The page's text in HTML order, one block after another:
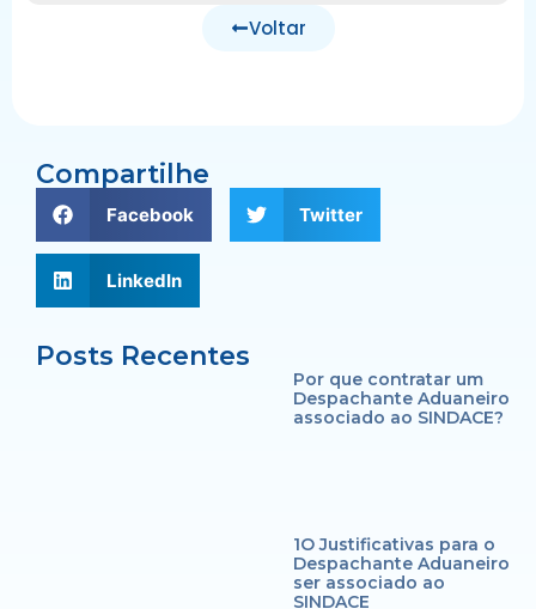
Voltar
Compartilhe
Facebook Twitter
LinkedIn
Posts Recentes
Por que contratar um
Despachante Aduaneiro
associado ao SINDACE?
1O Justificativas para o
Despachante Aduaneiro
ser associado ao
SINDACE